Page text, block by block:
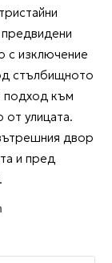
с изключение
стълбищното
подход към
от улицата.
двор
и пред